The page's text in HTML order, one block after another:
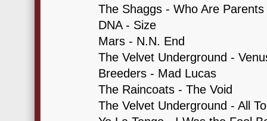
The Shaggs - Who Are Parents
DNA - Size
Mars - N.N. End
The Velvet Underground -
Breeders - Mad Lucas
The Raincoats - The Void
The Velvet Underground - All